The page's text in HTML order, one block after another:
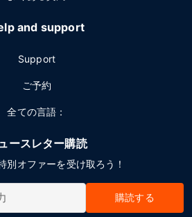
and support
Support
ご予約
全ての言語：
ースレター購読
別オファーを受け取ろう！
購読する